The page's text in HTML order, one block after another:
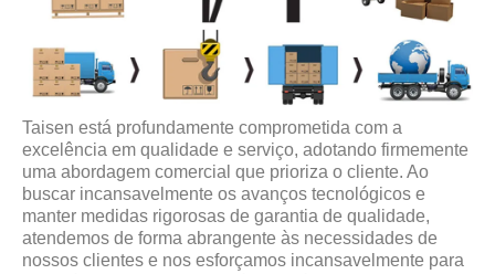
Taisen está profundamente comprometida com a
excelência em qualidade e serviço, adotando firmemente
uma abordagem comercial que prioriza o cliente. Ao
buscar incansavelmente os avanços tecnológicos e
manter medidas rigorosas de garantia de qualidade,
atendemos de forma abrangente às necessidades de
nossos clientes e nos esforçamos incansavelmente para